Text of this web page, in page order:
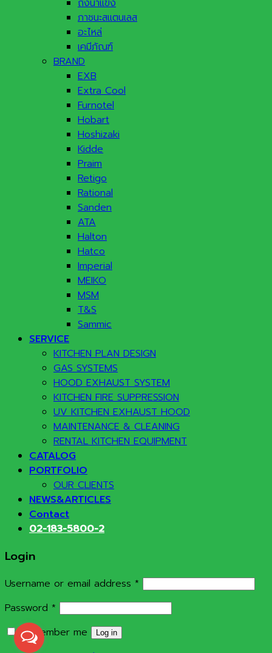
ถังน้ำแข็ง
ภาชนะสแตนเลส
อะไหล่
เคมีภัณฑ์
BRAND
EXB
Extra Cool
Furnotel
Hobart
Hoshizaki
Kidde
Praim
Retigo
Rational
Sanden
ATA
Halton
Hatco
Imperial
MEIKO
MSM
T&S
Sammic
SERVICE
KITCHEN PLAN DESIGN
GAS SYSTEMS
HOOD EXHAUST SYSTEM
KITCHEN FIRE SUPPRESSION
UV KITCHEN EXHAUST HOOD
MAINTENANCE & CLEANING
RENTAL KITCHEN EQUIPMENT
CATALOG
PORTFOLIO
OUR CLIENTS
NEWS&ARTICLES
Contact
02-183-5800-2
Login
Username or email address * Required
Password * Required
Remember me
Log in